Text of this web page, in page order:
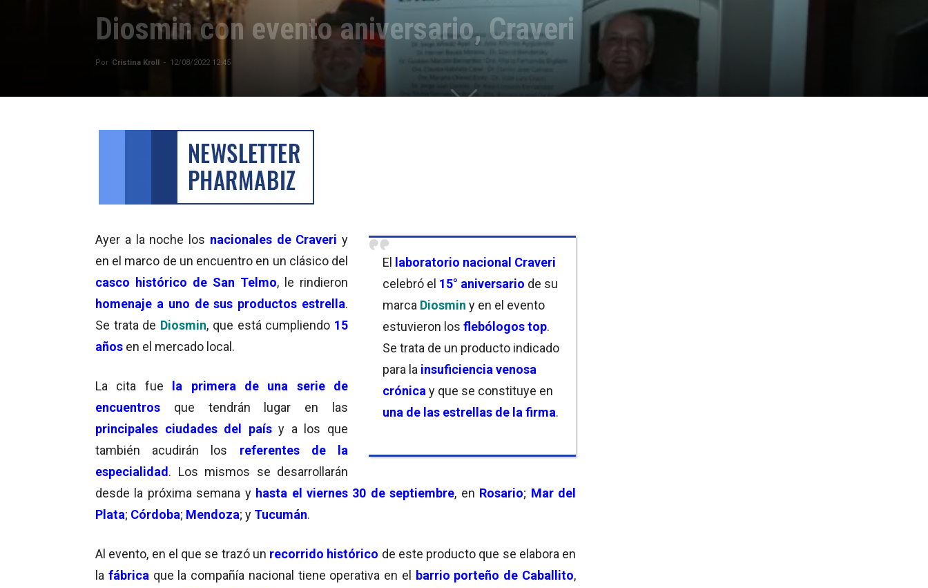
Diosmin con evento aniversario, Craveri
Por Cristina Kroll - 12/08/2022 12:45
El laboratorio nacional Craveri
celebró el 15° aniversario de su
marca Diosmin y en el evento
estuvieron los flebólogos top.
Se trata de un producto indicado
para la insuficiencia venosa
crónica y que se constituye en
una de las estrellas de la firma.
Ayer a la noche los nacionales de Craveri y
en el marco de un encuentro en un clásico del
casco histórico de San Telmo, le rindieron
homenaje a uno de sus productos estrella.
Se trata de Diosmin, que está cumpliendo 15
años en el mercado local.
La cita fue la primera de una serie de
encuentros
que tendrán lugar en las
principales ciudades del paísy a los que
también acudirán los referentes de la
especialidad. Los mismos se desarrollarán
desde la próxima semana y hasta el viernes 30 de septiembre, en Rosario; Mar del
Plata; Córdoba; Mendoza; y Tucumán.
Al evento, en el que se trazó un recorrido histórico de este producto que se elabora en
la fábrica que la compañía nacional tiene operativa en el barrio porteño de Caballito,